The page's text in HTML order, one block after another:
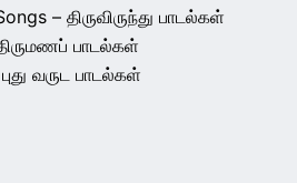
– திருவிருந்து பாடல்கள்
பாடல்கள்
வருட பாடல்கள்